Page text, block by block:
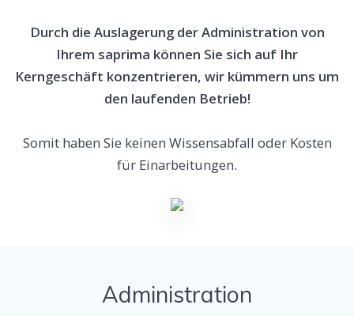
Durch die Auslagerung der Administration von
Ihrem saprima können Sie sich auf Ihr
Kerngeschäft konzentrieren, wir kümmern uns um
den laufenden Betrieb!
Somit haben Sie keinen Wissensabfall oder Kosten
für Einarbeitungen.
Administration